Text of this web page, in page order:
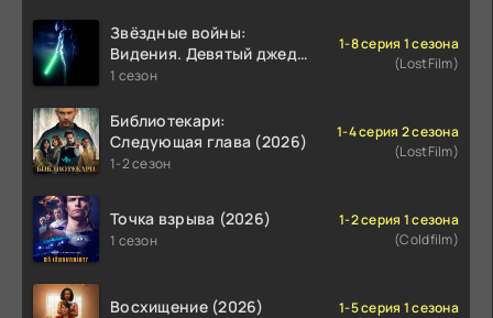
Звёздные войны:
Видения. Девятый джедай
(2026)
1 сезон
1-8 серия 1 сезона
(LostFilm)
Библиотекари:
Следующая глава (2026)
1-2 сезон
1-4 серия 2 сезона
(LostFilm)
Точка взрыва (2026)
1 сезон
1-2 серия 1 сезона
(Coldfilm)
Восхищение (2026)
1-5 серия 1 сезона